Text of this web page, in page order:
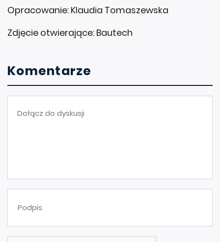
Opracowanie: Klaudia Tomaszewska
Zdjęcie otwierające: Bautech
Komentarze